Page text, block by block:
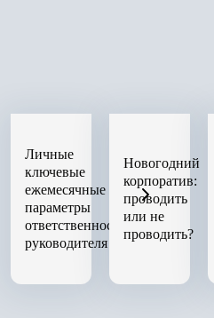
Личные
ключевые
ежемесячные
параметры
ответственности
руководителя
Новогодний
корпоратив:
проводить
или не
проводить?